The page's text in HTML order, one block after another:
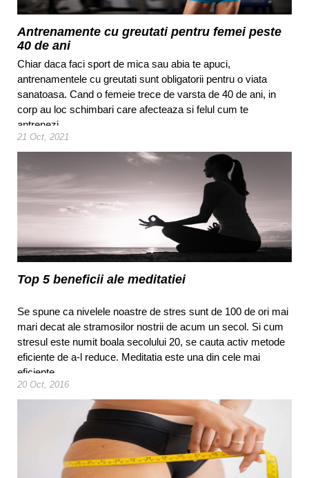
Antrenamente cu greutati pentru femei peste
40 de ani
Chiar daca faci sport de mica sau abia te apuci,
antrenamentele cu greutati sunt obligatorii pentru o viata
sanatoasa. Cand o femeie trece de varsta de 40 de ani, in
corp au loc schimbari care afecteaza si felul cum te
antrenezi.
21 Oct, 2021
Top 5 beneficii ale meditatiei
Se spune ca nivelele noastre de stres sunt de 100 de ori mai
mari decat ale stramosilor nostrii de acum un secol. Si cum
stresul este numit boala secolului 20, se cauta activ metode
eficiente de a-l reduce. Meditatia este una din cele mai
eficiente.
20 Oct, 2016